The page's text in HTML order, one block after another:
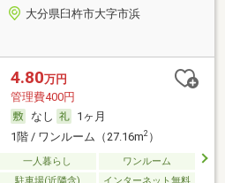
大分県臼杵市大字市浜
4.80万円
管理費400円
なし
1ヶ月
1階 / ワンルーム（27.16m2）
一人暮らし
ワンルーム